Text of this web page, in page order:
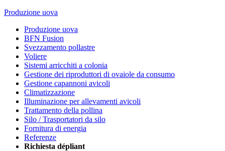
Produzione uova
Produzione uova
BFN Fusion
Svezzamento pollastre
Voliere
Sistemi arricchiti a colonia
Gestione dei riproduttori di ovaiole da consumo
Gestione capannoni avicoli
Climatizzazione
Illuminazione per allevamenti avicoli
Trattamento della pollina
Silo / Trasportatori da silo
Fornitura di energia
Referenze
Richiesta dépliant